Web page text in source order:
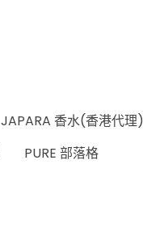
JAPARA 香水(香港代理)
PURE 部落格